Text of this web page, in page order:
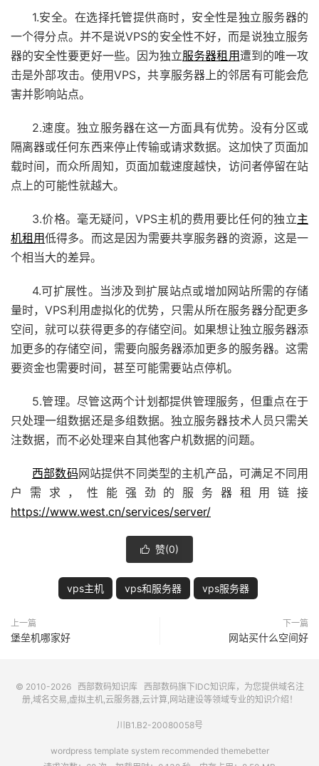
1.安全。在选择托管提供商时，安全性是独立服务器的
一个得分点。并不是说VPS的安全性不好，而是说独立服务
器的安全性要更好一些。因为独立服务器租用遭到的唯一攻
击是外部攻击。使用VPS，共享服务器上的邻居有可能会危
害并影响站点。
2.速度。独立服务器在这一方面具有优势。没有分区或
隔离器或任何东西来停止传输或请求数据。这加快了页面加
载时间，而众所周知，页面加载速度越快，访问者停留在站
点上的可能性就越大。
3.价格。毫无疑问，VPS主机的费用要比任何的独立主
机租用低得多。而这是因为需要共享服务器的资源，这是一
个相当大的差异。
4.可扩展性。当涉及到扩展站点或增加网站所需的存储
量时，VPS利用虚拟化的优势，只需从所在服务器分配更多
空间，就可以获得更多的存储空间。如果想让独立服务器添
加更多的存储空间，需要向服务器添加更多的服务器。这需
要资金也需要时间，甚至可能需要站点停机。
5.管理。尽管这两个计划都提供管理服务，但重点在于
只处理一组数据还是多组数据。独立服务器技术人员只需关
注数据，而不必处理来自其他客户机数据的问题。
西部数码网站提供不同类型的主机产品，可满足不同用
户需求，性能强劲的服务器租用链接
https://www.west.cn/services/server/
 赞(0)
vps主机 vps和服务器 vps服务器
上一篇
堡垒机哪家好
下一篇
网站买什么空间好
© 2010-2026 西部数码知识库 西部数码旗下IDC知识库，为您提供域名注
册,域名交易,虚拟主机,云服务器,云计算,网站建设等领域专业的知识介绍！
川B1.B2-20080058号
wordpress template system recommended themebetter